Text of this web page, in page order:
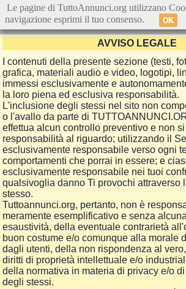
AVVISO LEGALE
I contenuti della presente sezione (testi,
grafica, materiali audio e video, logotipi,
immessi esclusivamente e
la loro piena ed esclusiva responsabilità.
L'inclusione degli stessi nel sito non
o l'avallo da parte di
effettua alcun controllo preventivo e non
responsabilità al riguardo; utilizzando il
esclusivamente responsabile verso ogni
comportamenti che porrai in essere; e
esclusivamente responsabile nei tuoi
qualsivoglia danno Ti provochi attraverso
stesso.
Tuttoannunci.org, pertanto, non è
meramente esemplificativo e senza
esaustività, della eventuale contrarietà
buon costume e/o comunque alla morale
dagli utenti, della non rispondenza al
diritti di proprietà intellettuale e/o
della normativa in materia di privacy e/o
degli stessi.
Le pagine di TuttoAnnunci.org utilizzano
navigazione esprimi il tuo consenso.
OK